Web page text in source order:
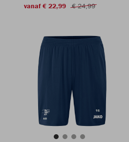
vanaf € 22,99
€ 24,99